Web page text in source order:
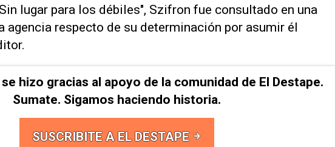
lugar para los débiles", Szifron fue consultado en una
agencia respecto de su determinación por asumir él
hizo gracias al apoyo de la comunidad de El Destape.
Sumate. Sigamos haciendo historia.
SUSCRIBITE A EL DESTAPE